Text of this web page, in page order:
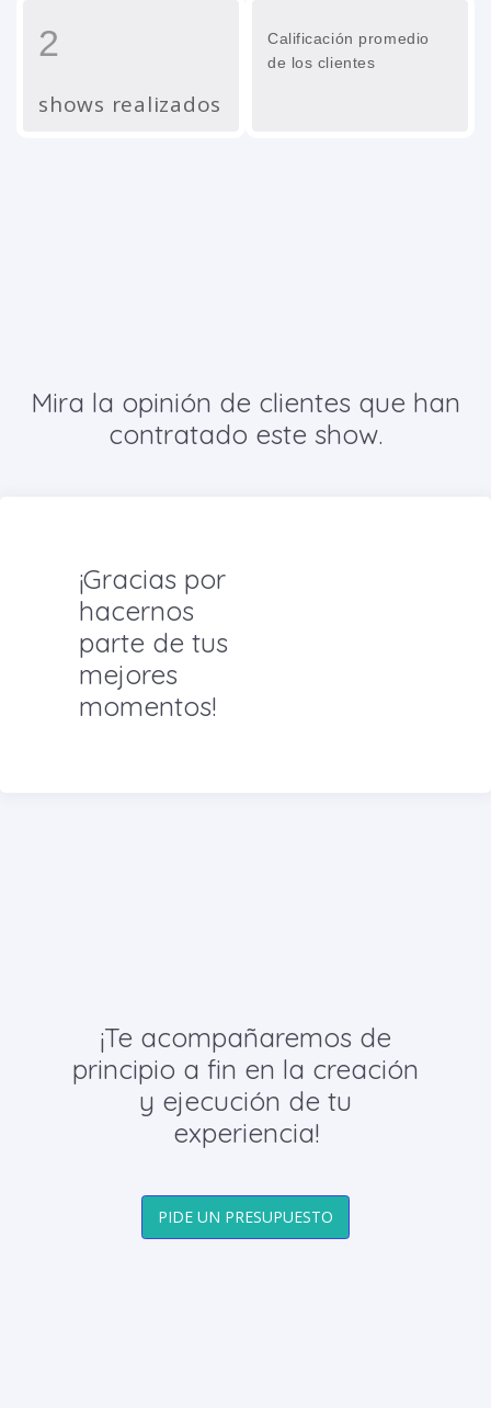
2
shows realizados
Calificación promedio
de los clientes
Mira la opinión de clientes que han
contratado este show.
¡Gracias por
hacernos
parte de tus
mejores
momentos!
¡Te acompañaremos de
principio a fin en la creación
y ejecución de tu
experiencia!
PIDE UN PRESUPUESTO